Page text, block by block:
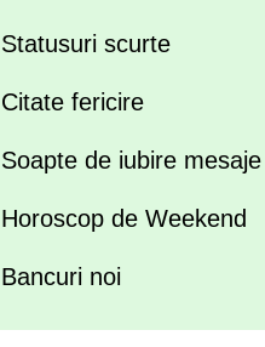
Statusuri scurte
Citate fericire
Soapte de iubire mesaje
Horoscop de Weekend
Bancuri noi